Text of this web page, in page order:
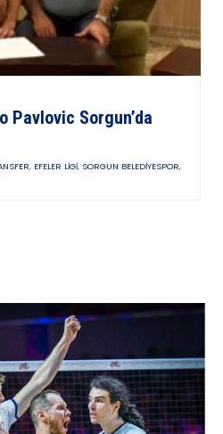
Pavlovic Sorgun’da
, EFELER LIGI, SORGUN BELEDIYESPOR,